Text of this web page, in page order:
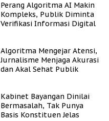
Perang Algoritma AI Makin
Kompleks, Publik Diminta
Verifikasi Informasi Digital
Algoritma Mengejar Atensi,
Jurnalisme Menjaga Akurasi
dan Akal Sehat Publik
Kabinet Bayangan Dinilai
Bermasalah, Tak Punya
Basis Konstituen Jelas